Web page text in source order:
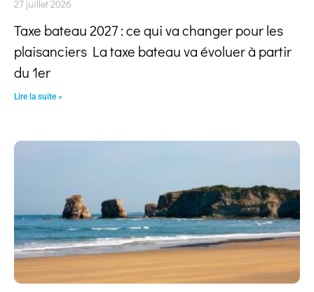
27 juillet 2026
Taxe bateau 2027 : ce qui va changer pour les
plaisanciers La taxe bateau va évoluer à partir
du 1er
Lire la suite »